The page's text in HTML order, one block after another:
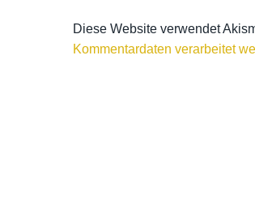
Diese Website verwendet
Kommentardaten verarbeitet